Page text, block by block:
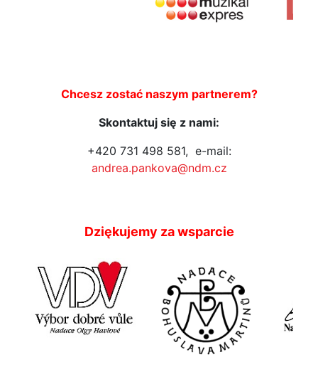
Chcesz zostać naszym partnerem?
Skontaktuj się z nami:
+420 731 498 581, e-mail:
andrea.pankova@ndm.cz
Dziękujemy za wsparcie